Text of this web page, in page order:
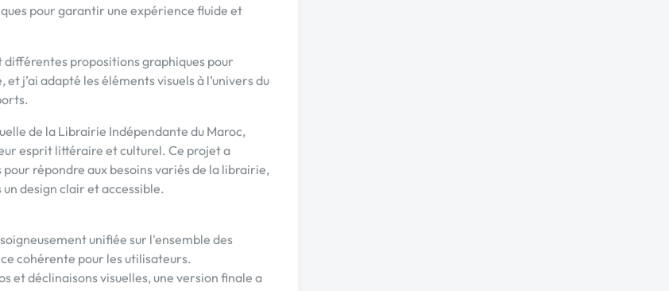
pour garantir une expérience fluide et
différentes propositions graphiques pour
j’ai adapté les éléments visuels à l’univers du
de la Librairie Indépendante du Maroc,
esprit littéraire et culturel. Ce projet a
répondre aux besoins variés de la librairie,
design clair et accessible.
unifiée sur l'ensemble des
cohérente pour les utilisateurs.
et déclinaisons visuelles, une version finale a